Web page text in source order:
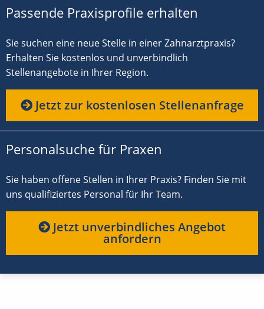
Passende Praxisprofile erhalten
Sie suchen eine neue Stelle in einer Zahnarztpraxis?
Erhalten Sie kostenlos und unverbindlich
Stellenangebote in Ihrer Region.
Jetzt zur kostenlosen Stellenanfrage
Personalsuche für Praxen
Sie haben offene Stellen in Ihrer Praxis? Finden Sie mit
uns qualifiziertes Personal für Ihr Team.
Jetzt unverbindliches Angebot
anfordern